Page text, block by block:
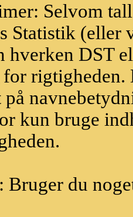
Selvom
Statistik (eller
hverken DST
kun bruge
Bruger du